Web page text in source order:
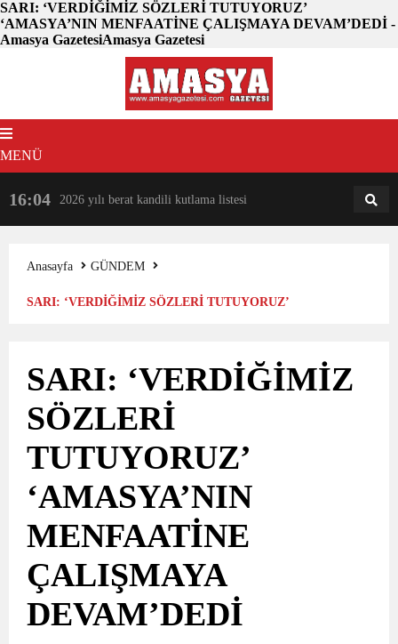
SARI: ‘VERDİĞİMİZ SÖZLERİ TUTUYORUZ’
‘AMASYA’NIN MENFAATİNE ÇALIŞMAYA DEVAM’DEDİ -
Amasya GazetesiAmasya Gazetesi
MENÜ
16:04 2026 yılı berat kandili kutlama listesi 18:31
Anasayfa
GÜNDEM
SARI: ‘VERDİĞİMİZ SÖZLERİ TUTUYORUZ’
DEVAM’DEDİ
SARI: ‘VERDİĞİMİZ
SÖZLERİ
TUTUYORUZ’
‘AMASYA’NIN
MENFAATİNE
ÇALIŞMAYA
DEVAM’DEDİ